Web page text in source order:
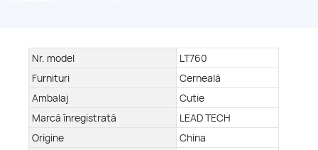
Nr. model
LT760
Furnituri
Cerneală
Ambalaj
Cutie
Marcă înregistrată
LEAD TECH
Origine
China